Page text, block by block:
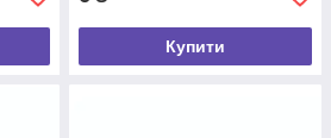
Купити